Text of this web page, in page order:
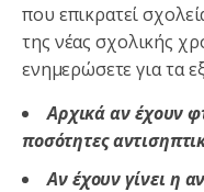
που επικρατεί
της νέας σχολικής
ενημερώσετε για τα
Αρχικά αν έχουν
ποσότητες
Αν έχουν γίνει η